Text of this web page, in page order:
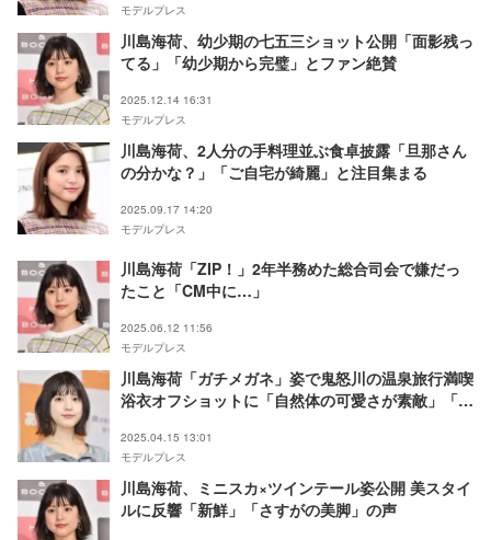
モデルプレス
川島海荷、幼少期の七五三ショット公開「面影残っ
てる」「幼少期から完璧」とファン絶賛
2025.12.14 16:31
モデルプレス
川島海荷、2人分の手料理並ぶ食卓披露「旦那さん
の分かな？」「ご自宅が綺麗」と注目集まる
2025.09.17 14:20
モデルプレス
川島海荷「ZIP！」2年半務めた総合司会で嫌だっ
たこと「CM中に…」
2025.06.12 11:56
モデルプレス
川島海荷「ガチメガネ」姿で鬼怒川の温泉旅行満喫
浴衣オフショットに「自然体の可愛さが素敵」「楽
2025.04.15 13:01
モデルプレス
川島海荷、ミニスカ×ツインテール姿公開 美スタイ
ルに反響「新鮮」「さすがの美脚」の声